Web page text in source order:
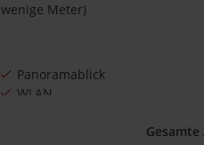
wenige Meter)
Panoramablick
WLAN